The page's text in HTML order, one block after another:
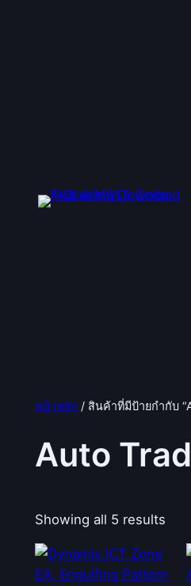
หน้าหลัก / สินค้าที่มีป้ายกำกับ
Auto
Showing all 5 results